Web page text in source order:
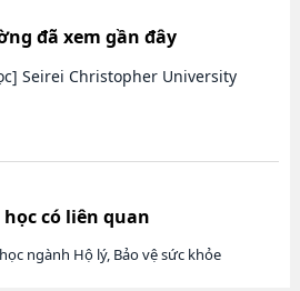
đã xem gần đây
Seirei Christopher University
có liên quan
ngành Hộ lý, Bảo vệ sức khỏe